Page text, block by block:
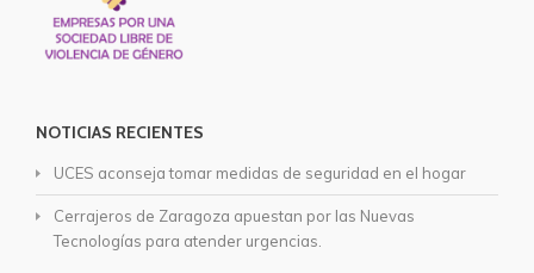
NOTICIAS RECIENTES
UCES aconseja tomar medidas de seguridad en el hogar
Cerrajeros de Zaragoza apuestan por las Nuevas
Tecnologías para atender urgencias.